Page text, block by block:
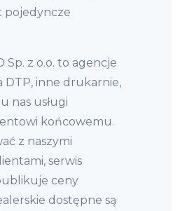
pojedyncze
Sp. z o.o. to agencje
DTP, inne drukarnie,
nas usługi
końcowemu.
z naszymi
serwis
ceny
dostępne są